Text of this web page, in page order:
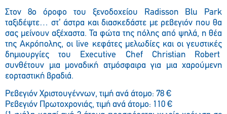
Στον 8o όροφο του ξενοδοχείου Radisson Blu Park
ταξιδέψτε… στ’ άστρα και διασκεδάστε με ρεβεγιόν που θα
σας μείνουν αξέχαστα. Τα φώτα της πόλης από ψηλά, η θέα
της Ακρόπολης, οι live κεφάτες μελωδίες και οι γευστικές
δημιουργίες του Executive Chef Christian Robert
συνθέτουν μια μοναδική ατμόσφαιρα για μια χαρούμενη
εορταστική βραδιά.
Ρεβεγιόν Χριστουγέννων, τιμή ανά άτομο: 78 €
Ρεβεγιόν Πρωτοχρονιάς, τιμή ανά άτομο: 110 €